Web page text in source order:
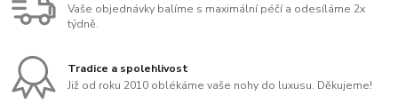
Vaše objednávky balíme s maximální péčí a odesíláme 2x
týdně.
Tradice a spolehlivost
Již od roku 2010 oblékáme vaše nohy do luxusu. Děkujeme!